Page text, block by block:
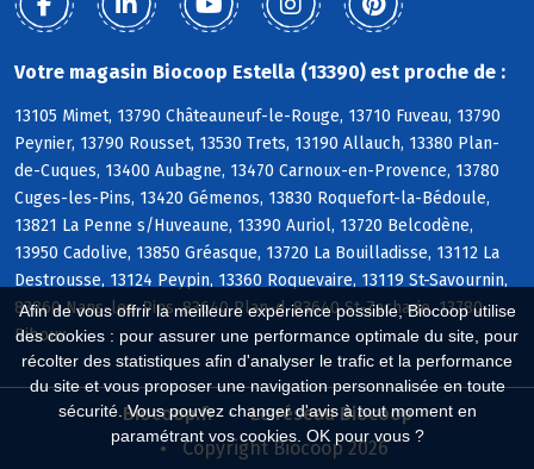
Afin de vous offrir la meilleure expérience possible, Biocoop utilise
des cookies : pour assurer une performance optimale du site, pour
récolter des statistiques afin d'analyser le trafic et la performance
du site et vous proposer une navigation personnalisée en toute
sécurité. Vous pouvez changer d'avis à tout moment en
paramétrant vos cookies. OK pour vous ?
Votre magasin Biocoop Estella (13390) est proche de :
13105 Mimet, 13790 Châteauneuf-le-Rouge, 13710 Fuveau, 13790
Peynier, 13790 Rousset, 13530 Trets, 13190 Allauch, 13380 Plan-
de-Cuques, 13400 Aubagne, 13470 Carnoux-en-Provence, 13780
Cuges-les-Pins, 13420 Gémenos, 13830 Roquefort-la-Bédoule,
13821 La Penne s/Huveaune, 13390 Auriol, 13720 Belcodène,
13950 Cadolive, 13850 Gréasque, 13720 La Bouilladisse, 13112 La
Destrousse, 13124 Peypin, 13360 Roquevaire, 13119 St-Savournin,
83860 Nans-les-Pins, 83640 Plan-d, 83640 St-Zacharie, 13780
Riboux
Biocoop.fr
Le réseau Biocoop
Copyright Biocoop 2026